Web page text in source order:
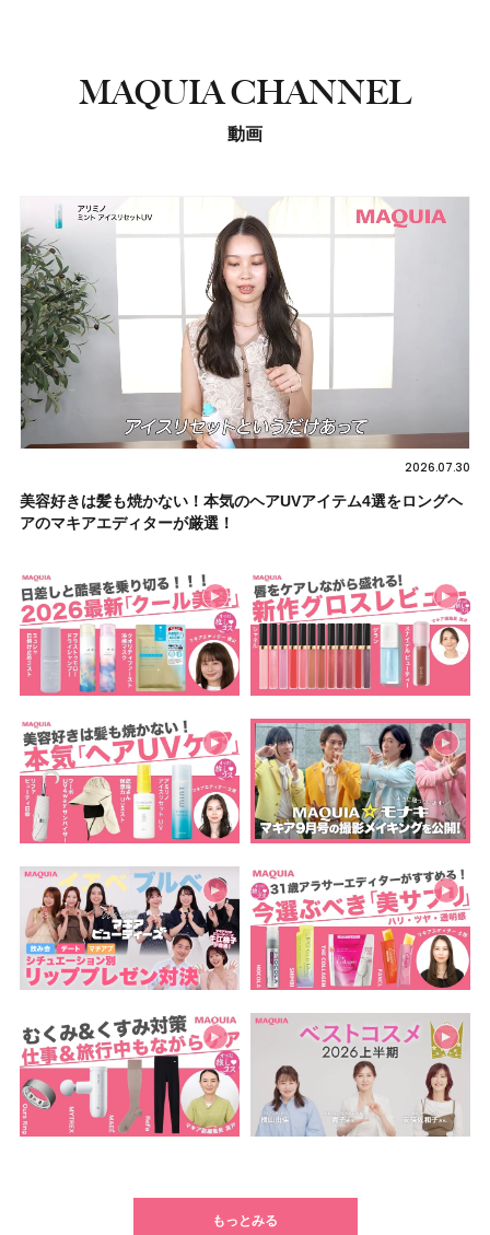
MAQUIA CHANNEL
動画
2026.07.30
美容好きは髪も焼かない！本気のヘアUVアイテム4選をロングヘ
アのマキアエディターが厳選！
もっとみる